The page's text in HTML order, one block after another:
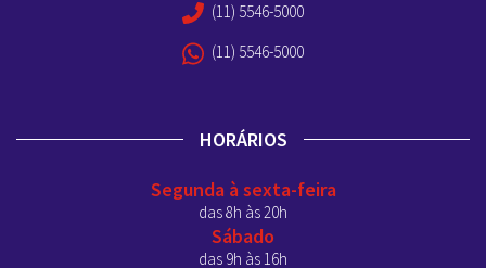
(11) 5546-5000
(11) 5546-5000
HORÁRIOS
Segunda à sexta-feira
das 8h às 20h
Sábado
das 9h às 16h